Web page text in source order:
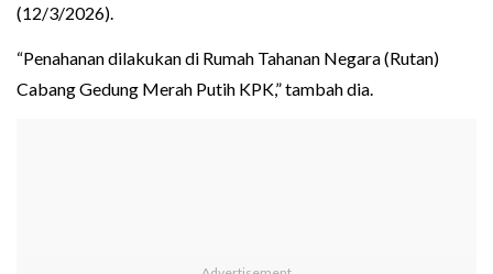
(12/3/2026).
“Penahanan dilakukan di Rumah Tahanan Negara (Rutan)
Cabang Gedung Merah Putih KPK,” tambah dia.